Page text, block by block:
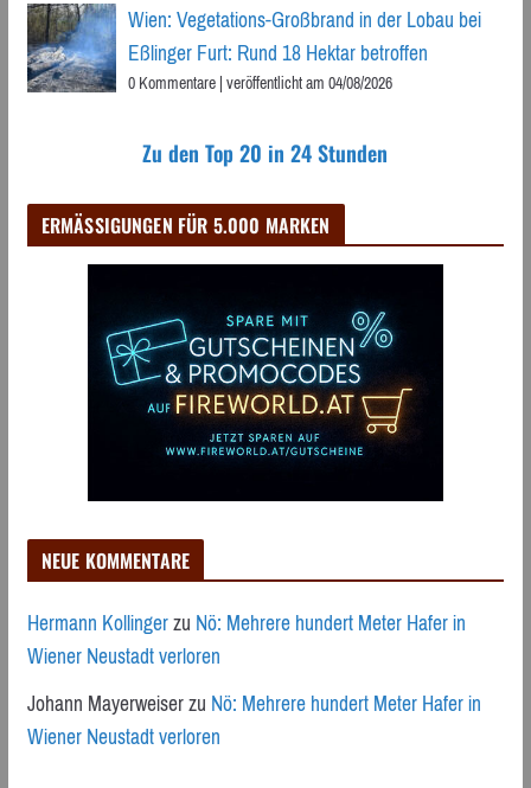
Wien: Vegetations-Großbrand in der Lobau bei
Eßlinger Furt: Rund 18 Hektar betroffen
0 Kommentare|veröffentlicht am 04/08/2026
Zu den Top 20 in 24 Stunden
ERMÄSSIGUNGEN FÜR 5.000 MARKEN
NEUE KOMMENTARE
Hermann KollingerzuNö: Mehrere hundert Meter Hafer in
Wiener Neustadt verloren
Johann MayerweiserzuNö: Mehrere hundert Meter Hafer in
Wiener Neustadt verloren